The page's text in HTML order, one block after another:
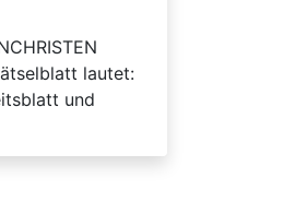
lautet:
und